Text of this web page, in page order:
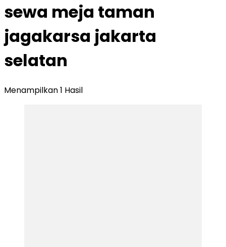
sewa meja taman
jagakarsa jakarta
selatan
Menampilkan 1 Hasil